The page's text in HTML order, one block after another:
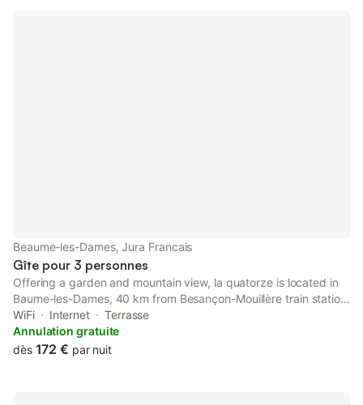
Beaume-les-Dames, Jura Francais
Gîte pour 3 personnes
Offering a garden and mountain view, la quatorze is located in
Baume-les-Dames, 40 km from Besançon-Mouillère train station
and 45 km from Besancon Viotte Train Station. This property
offers access to a terrace and free private parking.
WiFi Internet
Terrasse
Annulation gratuite
dès 172 € par nuit